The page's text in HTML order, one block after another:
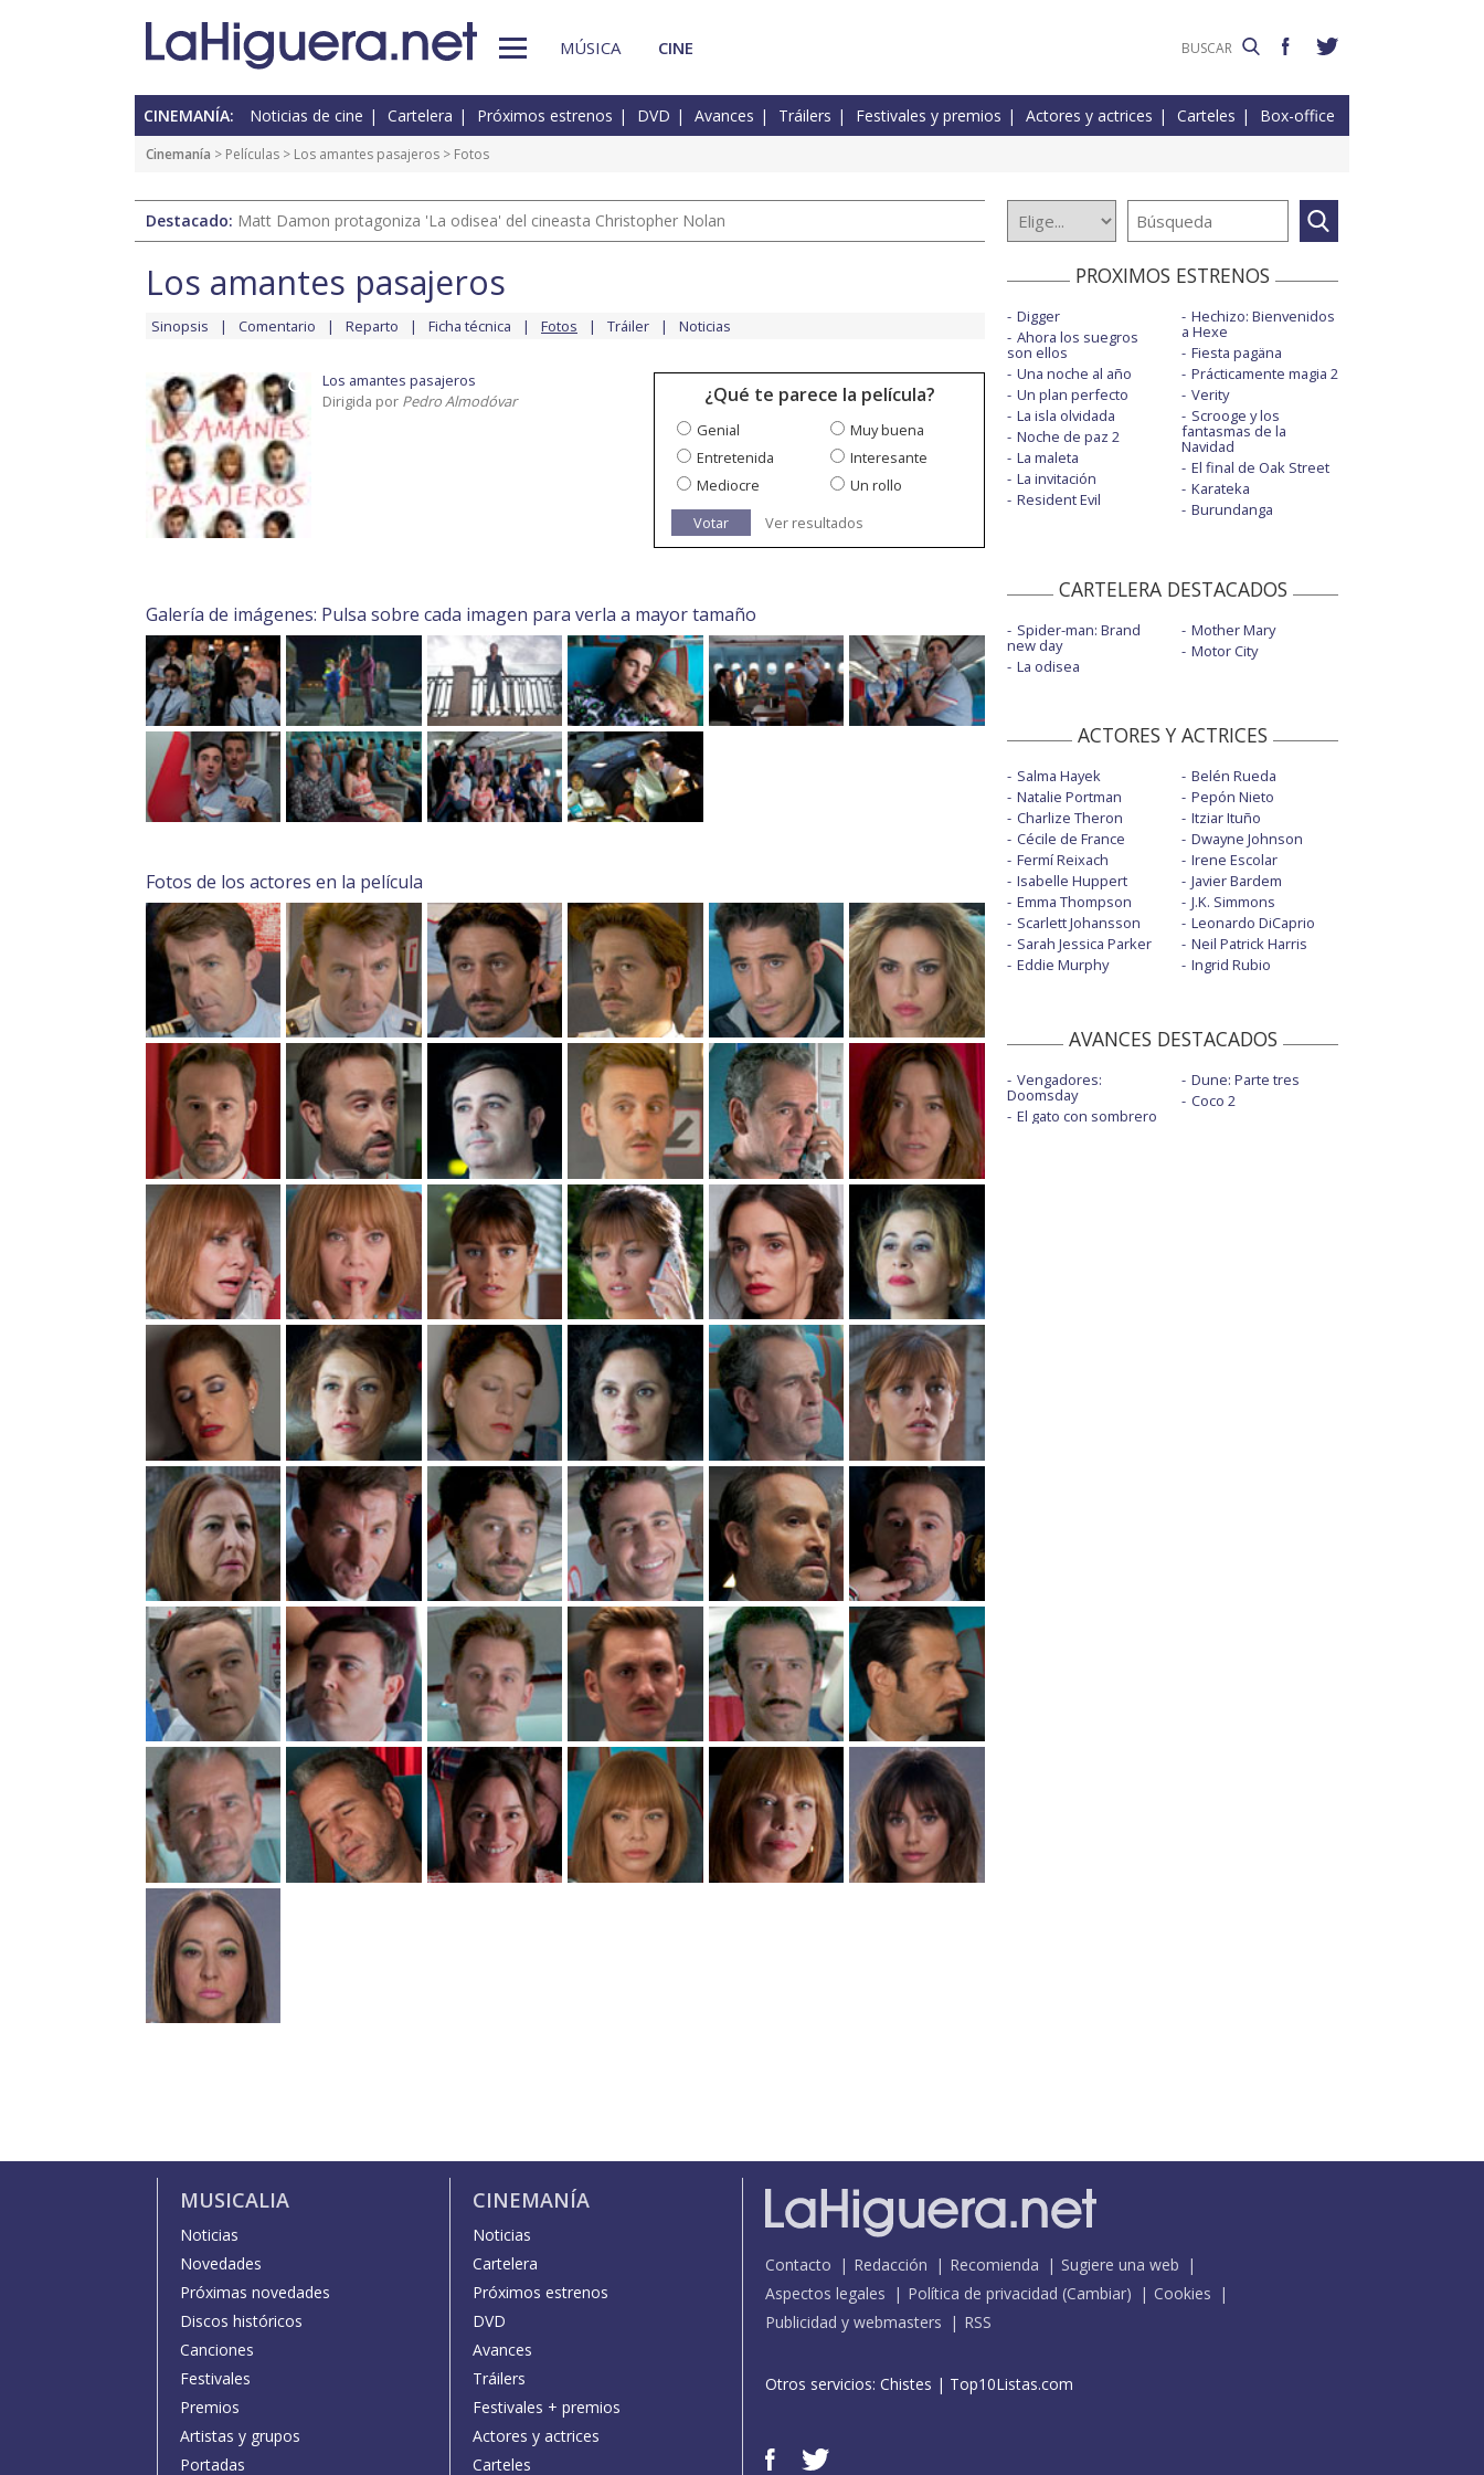
MÚSICA CINE
CINEMANÍA: Noticias de cine Cartelera Próximos estrenos DVD Avances Tráilers Festivales y premios Actores y actrices Carteles Box-office
Cinemanía > Películas > Los amantes pasajeros > Fotos
Destacado: Matt Damon protagoniza 'La odisea' del cineasta Christopher Nolan
Los amantes pasajeros
Sinopsis Comentario Reparto Ficha técnica Fotos Tráiler Noticias
Los amantes pasajeros
Dirigida por Pedro Almodóvar ¿Qué te parece la película?
Genial
Muy buena
Entretenida
Interesante
Mediocre
Un rollo
Votar
Ver resultados
Galería de imágenes: Pulsa sobre cada imagen para verla a mayor tamaño
Fotos de los actores en la película
PROXIMOS ESTRENOS
Digger
Ahora los suegros
son ellos
Una noche al año
Un plan perfecto
La isla olvidada
Noche de paz 2
La maleta
La invitación
Resident Evil
Hechizo: Bienvenidos
a Hexe
Fiesta pagäna
Prácticamente magia 2
Verity
Scrooge y los
fantasmas de la
Navidad
El final de Oak Street
Karateka
Burundanga
CARTELERA DESTACADOS
Spider-man: Brand
new day
La odisea
Mother Mary
Motor City
ACTORES Y ACTRICES
Salma Hayek
Natalie Portman
Charlize Theron
Cécile de France
Fermí Reixach
Isabelle Huppert
Emma Thompson
Scarlett Johansson
Sarah Jessica Parker
Eddie Murphy
Belén Rueda
Pepón Nieto
Itziar Ituño
Dwayne Johnson
Irene Escolar
Javier Bardem
J.K. Simmons
Leonardo DiCaprio
Neil Patrick Harris
Ingrid Rubio
AVANCES DESTACADOS
Vengadores:
Doomsday
El gato con sombrero
Dune: Parte tres
Coco 2
MUSICALIA
Noticias
Novedades
Próximas novedades
Discos históricos
Canciones
Festivales
Premios
Artistas y grupos
Portadas
CINEMANÍA
Noticias
Cartelera
Próximos estrenos
DVD
Avances
Tráilers
Festivales + premios
Actores y actrices
Carteles
Contacto Redacción Recomienda
Sugiere una web
Aspectos legales
Política de privacidad (Cambiar)
Cookies
Publicidad y webmasters
RSS
Otros servicios: Chistes | Top10Listas.com